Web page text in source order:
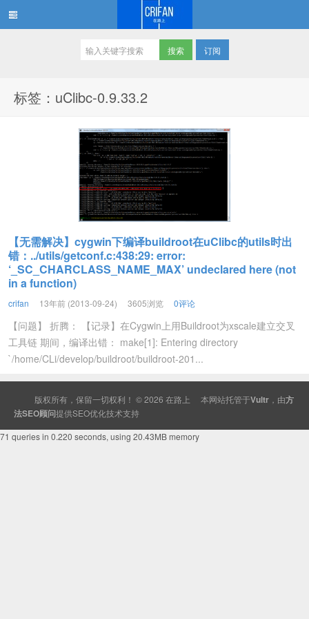
订阅
标签：uClibc-0.9.33.2
【无需解决】cygwin下编译buildroot在uClibc的utils时出
错：../utils/getconf.c:438:29: error:
‘_SC_CHARCLASS_NAME_MAX’ undeclared here (not
in a function)
crifan 13年前 (2013-09-24) 3605浏览 0评论
【问题】 折腾： 【记录】在Cygwin上用Buildroot为xscale建立交叉
工具链 期间，编译出错： make[1]: Entering directory
`/home/CLi/develop/buildroot/buildroot-201...
版权所有，保留一切权利！ © 2026 在路上 本网站托管于Vultr ，由方
法SEO顾问提供SEO优化技术支持
71 queries in 0.220 seconds, using 20.43MB memory